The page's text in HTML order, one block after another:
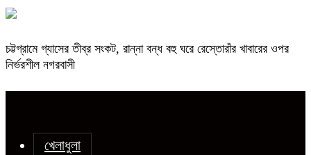
চট্টগ্রামে গ্যাসের তীব্র সংকট, রান্না বন্ধ বহু ঘরে রেস্তোরাঁর খাবারের ওপর
নির্ভরশীল নগরবাসী
খেলাধুলা